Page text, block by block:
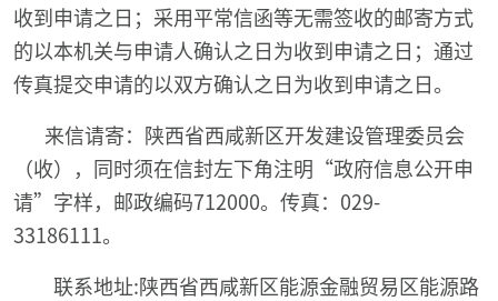
收到申请之日；采用平常信函等无需签收的邮寄方式
的以本机关与申请人确认之日为收到申请之日；通过
传真提交申请的以双方确认之日为收到申请之日。
来信请寄：陕西省西咸新区开发建设管理委员会
（收），同时须在信封左下角注明“政府信息公开申
请”字样，邮政编码712000。传真：029-
33186111。
联系地址:陕西省西咸新区能源金融贸易区能源路